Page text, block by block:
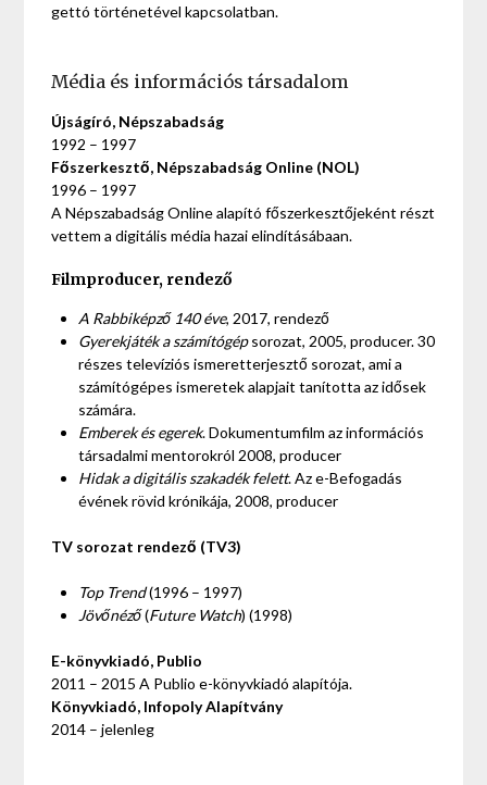
gettó történetével kapcsolatban.
Média és információs társadalom
Újságíró, Népszabadság
1992 – 1997
Főszerkesztő, Népszabadság Online (NOL)
1996 – 1997
A Népszabadság Online alapító főszerkesztőjeként részt
vettem a digitális média hazai elindításábaan.
Filmproducer, rendező
A Rabbiképző 140 éve, 2017, rendező
Gyerekjáték a számítógépsorozat, 2005, producer. 30
részes televíziós ismeretterjesztő sorozat, ami a
számítógépes ismeretek alapjait tanította az idősek
számára.
Emberek és egerek. Dokumentumfilm az információs
társadalmi mentorokról 2008, producer
Hidak a digitális szakadék felett. Az e-Befogadás
évének rövid krónikája, 2008, producer
TV sorozat rendező (TV3)
Top Trend(1996 – 1997)
Jövőnéző(Future Watch) (1998)
E-könyvkiadó, Publio
2011 – 2015 A Publio e-könyvkiadó alapítója.
Könyvkiadó, Infopoly Alapítvány
2014 – jelenleg